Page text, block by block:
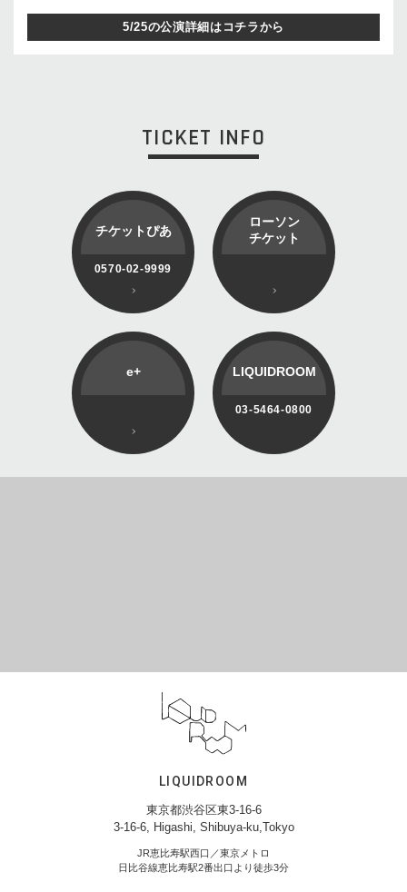
5/25の公演詳細はコチラから
TICKET INFO
チケットぴあ
0570-02-9999
ローソン
チケット
e+ LIQUIDROOM
03-5464-0800
LIQUIDROOM
東京都渋谷区東3-16-6
3-16-6, Higashi, Shibuya-ku,Tokyo
JR恵比寿駅西口／東京メトロ
日比谷線恵比寿駅2番出口より徒歩3分